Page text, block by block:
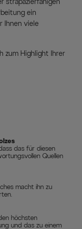
strapazierfähigen
ein
Ihnen viele
zum Highlight Ihrer
das für diesen
Quellen
macht ihn zu
höchsten
und das zu einem